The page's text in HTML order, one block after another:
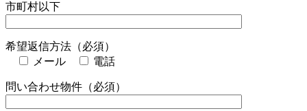
市町村以下
希望返信方法（必須）
メール
電話
問い合わせ物件（必須）